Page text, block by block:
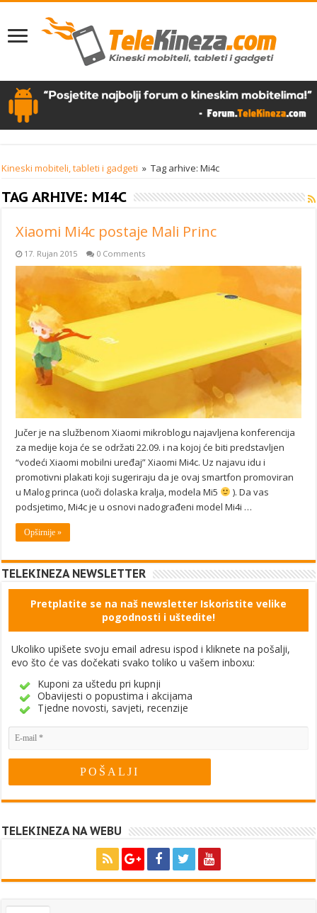
Kineski mobiteli, tableti i gadgeti » Tag arhive: Mi4c
TAG ARHIVE: MI4C
Xiaomi Mi4c postaje Mali Princ
17. Rujan 2015 0 Comments
Jučer je na službenom Xiaomi mikroblogu najavljena konferencija
za medije koja će se održati 22.09. i na kojoj će biti predstavljen
“vodeći Xiaomi mobilni uređaj” Xiaomi Mi4c. Uz najavu idu i
promotivni plakati koji sugeriraju da je ovaj smartfon promoviran
u Malog princa (uoči dolaska kralja, modela Mi5
). Da vas
podsjetimo, Mi4c je u osnovi nadograđeni model Mi4i …
Opširnije »
TELEKINEZA NEWSLETTER
Pretplatite se na naš newsletter Iskoristite velike
pogodnosti i uštedite!
Ukoliko upišete svoju email adresu ispod i kliknete na pošalji,
evo što će vas dočekati svako toliko u vašem inboxu:
Kuponi za uštedu pri kupnji
Obavijesti o popustima i akcijama
Tjedne novosti, savjeti, recenzije
TELEKINEZA NA WEBU